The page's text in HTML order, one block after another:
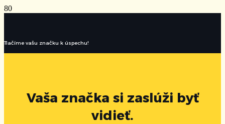
Tlačíme vašu značku k úspechu!
Vaša značka si zaslúži byť
vidieť.